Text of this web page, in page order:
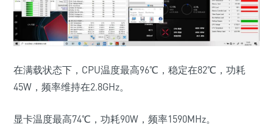
在满载状态下，CPU温度最高96℃，稳定在82℃，功耗
45W，频率维持在2.8GHz。
显卡温度最高74℃，功耗90W，频率1590MHz。